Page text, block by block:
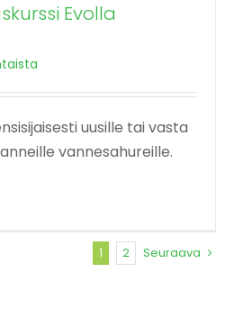
Evolla
uusille tai vasta
vannesahureille.
1 2 Seuraava